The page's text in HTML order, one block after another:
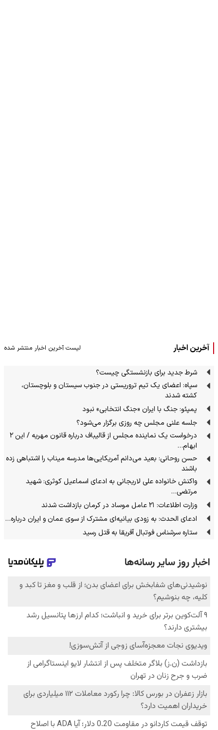
آخرین اخبار لیست آخرین اخبار منتشر شده
شرط جدید برای بازنشستگی چیست؟
سپاه: اعضای یک تیم تروریستی در جنوب سیستان و بلوچستان،
کشته شدند
پمپئو: جنگ با ایران «جنگ انتخابی» نبود
جلسه علنی مجلس چه روزی برگزار می‌شود؟
درخواست یک نماینده مجلس از قالیباف درباره قانون مهریه / این ۲
ابهام…
حسن روحانی: بعید می‌دانم آمریکایی‌ها مدرسه میناب را اشتباهی زده
باشند
واکنش خانواده علی لاریجانی به ادعای اسماعیل کوثری: شهید
مرتضی…
وزارت اطلاعات: ۲۱ عامل موساد در کرمان بازداشت شدند
ادعای الحدث: به زودی بیانیه‌ای مشترک از سوی عمان و ایران درباره…
ستاره سرشناس فوتبال آفریقا به قتل رسید